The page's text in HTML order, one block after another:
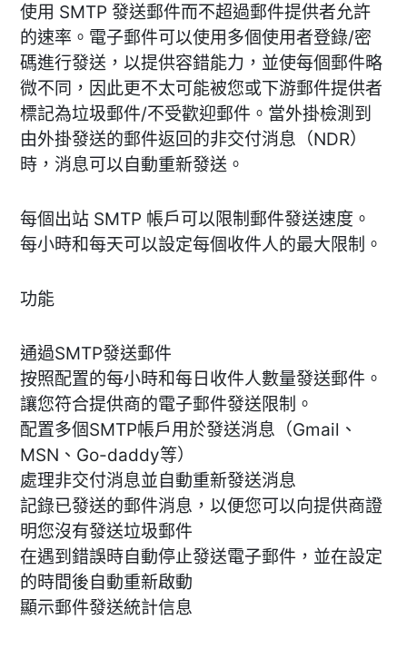
使用 SMTP 發送郵件而不超過郵件提供者允許
的速率。電子郵件可以使用多個使用者登錄/密
碼進行發送，以提供容錯能力，並使每個郵件略
微不同，因此更不太可能被您或下游郵件提供者
標記為垃圾郵件/不受歡迎郵件。當外掛檢測到
由外掛發送的郵件返回的非交付消息（NDR）
時，消息可以自動重新發送。
每個出站 SMTP 帳戶可以限制郵件發送速度。
每小時和每天可以設定每個收件人的最大限制。
功能
通過SMTP發送郵件
按照配置的每小時和每日收件人數量發送郵件。
讓您符合提供商的電子郵件發送限制。
配置多個SMTP帳戶用於發送消息（Gmail、
MSN、Go-daddy等）
處理非交付消息並自動重新發送消息
記錄已發送的郵件消息，以便您可以向提供商證
明您沒有發送垃圾郵件
在遇到錯誤時自動停止發送電子郵件，並在設定
的時間後自動重新啟動
顯示郵件發送統計信息